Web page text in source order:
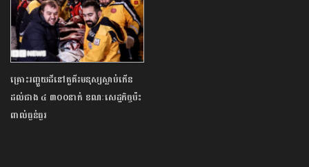
គ្រោះរញ្ជួយដីនៅតួគី៖មនុស្សស្លាប់កើន
ដល់ជាង ៤ ៣០០នាក់ ខណៈសេដ្ឋកិច្ចប៉ះ
ពាល់ធ្ងន់ធ្ងរ